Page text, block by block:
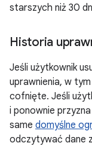
starszych niż 30
Historia
Jeśli użytkownik
uprawnienia, w
cofnięte. Jeśli
i ponownie
same domyślne
odczytywać dane